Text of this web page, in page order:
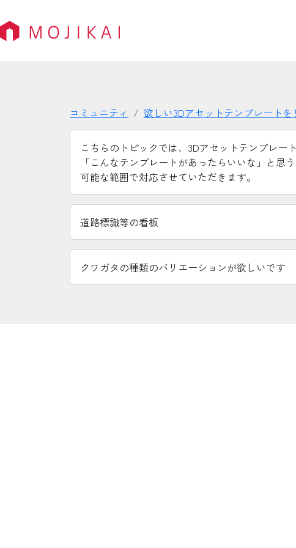
コミュニティ 欲しい3Dアセットテンプレート
こちらのトピックでは、3Dアセットテンプレー
「こんなテンプレートがあったらいいな」と思
可能な範囲で対応させていただきます。
道路標識等の看板
クワガタの種類のバリエーションが欲しいです